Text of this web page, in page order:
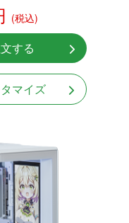
(税込)
する
マイズ